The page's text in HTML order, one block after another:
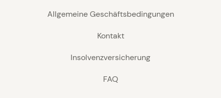
Allgemeine Geschäftsbedingungen
Kontakt
Insolvenzversicherung
FAQ